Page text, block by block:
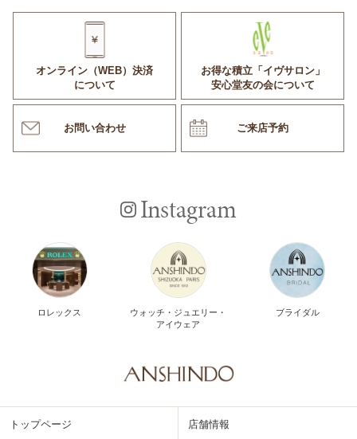
オンライン（WEB）決済
について
お得な積立「イヴサロン」
安心堂友の会について
お問い合わせ ご来店予約
Instagram
ロレックス
ウォッチ・ジュエリー・
アイウェア
ブライダル
トップページ 店舗情報